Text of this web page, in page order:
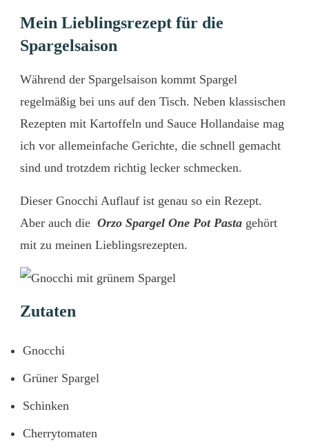
Mein Lieblingsrezept für die
Spargelsaison
Während der Spargelsaison kommt Spargel
regelmäßig bei uns auf den Tisch. Neben klassischen
Rezepten mit Kartoffeln und Sauce Hollandaise mag
ich vor allemeinfache Gerichte, die schnell gemacht
sind und trotzdem richtig lecker schmecken.
Dieser Gnocchi Auflauf ist genau so ein Rezept.
Aber auch die Orzo Spargel One Pot Pasta gehört
mit zu meinen Lieblingsrezepten.
Zutaten
Gnocchi
Grüner Spargel
Schinken
Cherrytomaten